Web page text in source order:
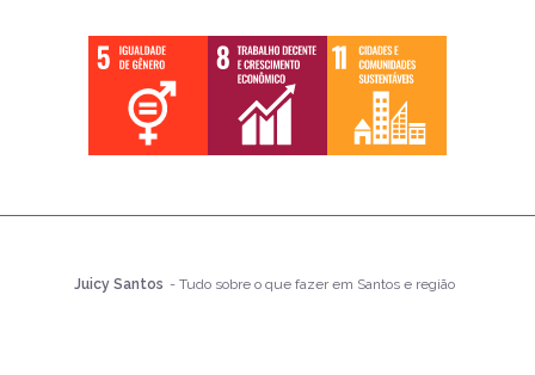
Juicy Santos - Tudo sobre o que fazer em Santos e região